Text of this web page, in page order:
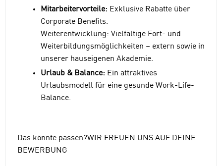
Mitarbeitervorteile: Exklusive Rabatte über
Corporate Benefits.
Weiterentwicklung: Vielfältige Fort- und
Weiterbildungsmöglichkeiten – extern sowie in
unserer hauseigenen Akademie.
Urlaub & Balance: Ein attraktives
Urlaubsmodell für eine gesunde Work-Life-
Balance.
Das könnte passen?WIR FREUEN UNS AUF DEINE
BEWERBUNG